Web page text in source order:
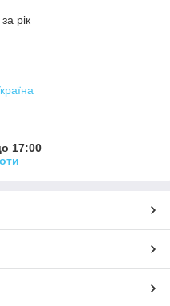
рік
17:00